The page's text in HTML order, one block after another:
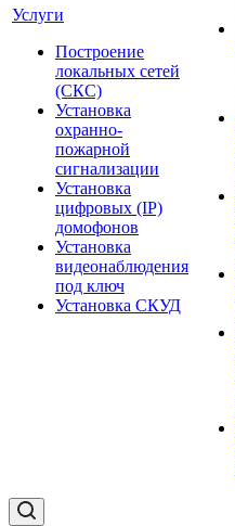
Услуги
Построение
локальных сетей
(СКС)
Установка
охранно-
пожарной
сигнализации
Установка
цифровых (IP)
домофонов
Установка
видеонаблюдения
под ключ
Установка СКУД